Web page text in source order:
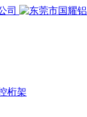
桁架